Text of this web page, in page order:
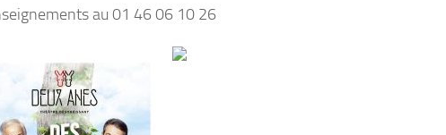
au 01 46 06 10 26